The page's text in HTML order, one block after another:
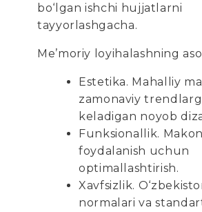
bo‘lgan ishchi hujjatlarni
tayyorlashgacha.
Me’moriy loyihalashning
Estetika. Mahalliy
zamonaviy
keladigan noyob
Funksionallik.
foydalanish uchun
optimallashtirish.
Xavfsizlik.
normalari va